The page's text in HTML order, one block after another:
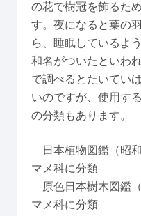
の花で樹冠を飾るた
す。夜になると葉の
ら、睡眠しているよ
和名がついたといわ
で調べるとたいてい
いのですが、使用す
の分類もあります。
日本植物図鑑（昭
マメ科に分類
原色日本樹木図鑑
マメ科に分類